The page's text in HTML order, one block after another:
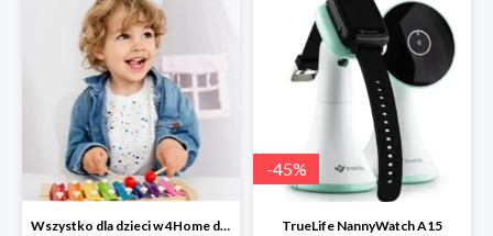
Wszystko dla dzieci w 4Home do -90%
-45%
TrueLife NannyWatch A15